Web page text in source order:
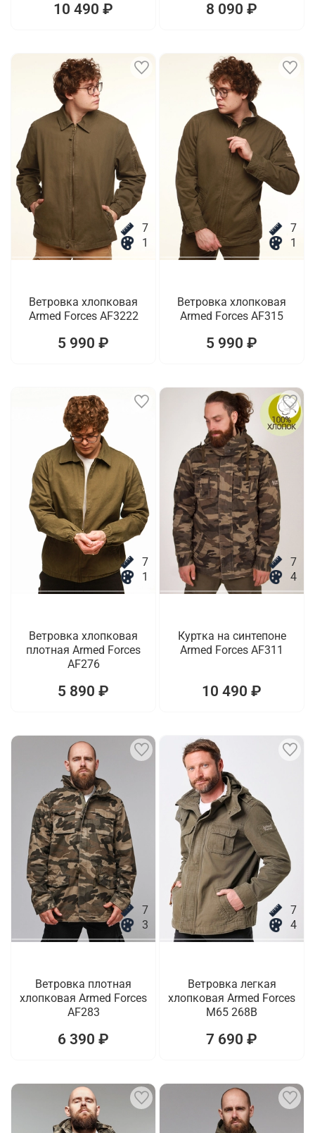
10 490 ₽ 8 090 ₽
7
1
Ветровка хлопковая
Armed Forces AF3222
5 990 ₽
7
1
Ветровка хлопковая
Armed Forces AF315
5 990 ₽
7
1
Ветровка хлопковая
плотная Armed Forces
AF276
5 890 ₽
7
4
Куртка на синтепоне
Armed Forces AF311
10 490 ₽
7
3
Ветровка плотная
хлопковая Armed Forces
AF283
6 390 ₽
7
4
Ветровка легкая
хлопковая Armed Forces
M65 268B
7 690 ₽